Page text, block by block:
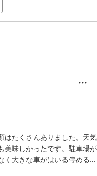
はたくさんありました。天気
美味しかったです。駐車場が
大きな車がはいる停める所